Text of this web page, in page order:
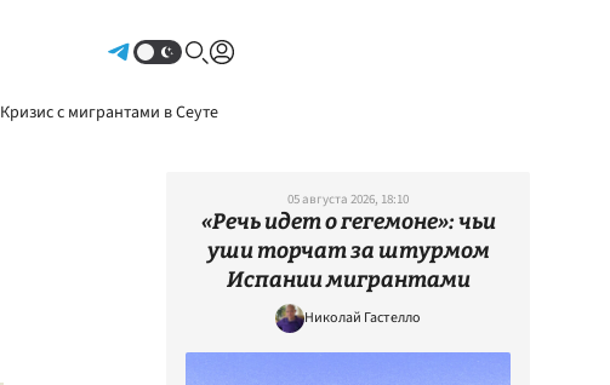
Кризис с мигрантами в Сеуте
05 августа 2026, 18:10
«Речь идет о гегемоне»: чьи
уши торчат за штурмом
Испании мигрантами
Николай Гастелло